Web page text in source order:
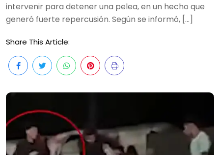
intervenir para detener una pelea, en un hecho que
generó fuerte repercusión. Según se informó, […]
Share This Article: